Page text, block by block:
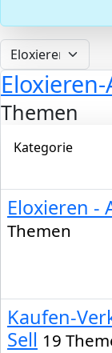
Themen
Kategorie
Eloxieren -
Themen
Kaufen-
Sell 19